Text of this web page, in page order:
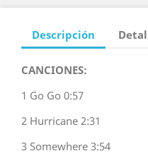
Descripción
CANCIONES:
1 Go Go 0:57
2 Hurricane 2:31
3 Somewhere 3:54